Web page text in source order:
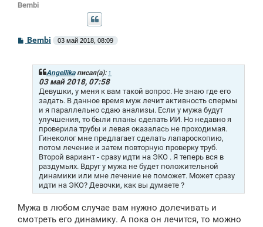
Bembi
СBembi 03 май 2018, 08:09
Angellikaписал(а): ↑
03 май 2018, 07:58
Девушки, у меня к вам такой вопрос. Не знаю где его
задать. В данное время муж лечит активность спермы
и я параллельно сдаю анализы. Если у мужа будут
улучшения, то были планы сделать ИИ. Но недавно я
проверила трубы и левая оказалась не проходимая.
Гинеколог мне предлагает сделать лапароскопию,
потом лечение и затем повторную проверку труб.
Второй вариант - сразу идти на ЭКО . Я теперь вся в
раздумьях. Вдруг у мужа не будет положительной
динамики или мне лечение не поможет. Может сразу
идти на ЭКО? Девочки, как вы думаете ?
Мужа в любом случае вам нужно долечивать и
смотреть его динамику. А пока он лечится, то можно